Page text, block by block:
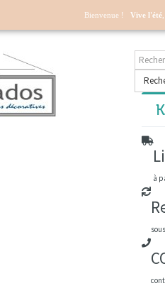
à
Bienvenue ! Vive l'été